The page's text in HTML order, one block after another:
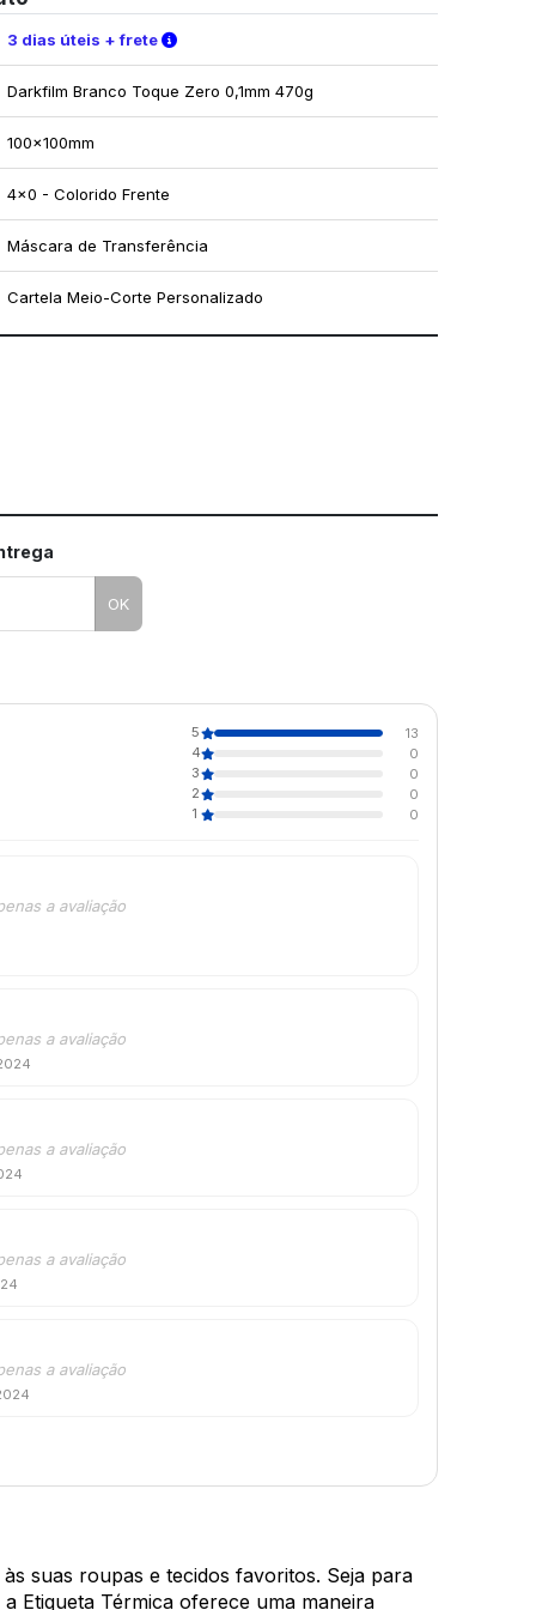
3 dias úteis + frete Verifique as condições de entrega
Darkfilm Branco Toque Zero 0,1mm 470g
100x100mm
4x0 - Colorido Frente
Máscara de Transferência
Cartela Meio-Corte Personalizado
OK
5
13
4
0
3
0
2
0
1
0
a avaliação
a avaliação
a avaliação
a avaliação
a avaliação
suas roupas e tecidos favoritos. Seja para
Etiqueta Térmica oferece uma maneira